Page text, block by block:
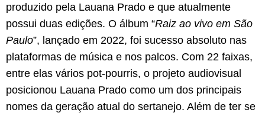
produzido pela Lauana Prado e que atualmente
possui duas edições. O álbum “Raiz ao vivo em São
Paulo”, lançado em 2022, foi sucesso absoluto nas
plataformas de música e nos palcos. Com 22 faixas,
entre elas vários pot-pourris, o projeto audiovisual
posicionou Lauana Prado como um dos principais
nomes da geração atual do sertanejo. Além de ter se